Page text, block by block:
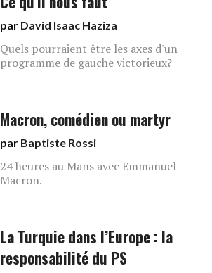
par David Isaac Haziza
Quels pourraient être les axes d'un
programme de gauche victorieux?
Macron, comédien ou martyr
par Baptiste Rossi
24 heures au Mans avec Emmanuel
Macron.
La Turquie dans l’Europe : la
responsabilité du PS